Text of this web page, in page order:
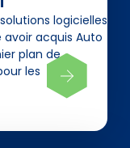
logicielles
acquis Auto
plan de
les